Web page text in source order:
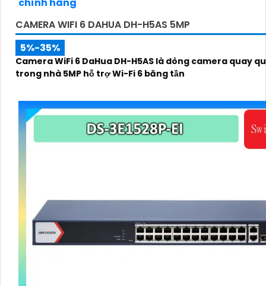
CAMERA WIFI 6 DAHUA DH-H5AS 5MP
5%-35%
Camera WiFi 6 DaHua DH-H5AS là dòng camera quay
trong nhà 5MP hỗ trợ Wi-Fi 6 băng tần